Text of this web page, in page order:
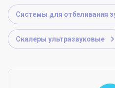
Системы для отбеливания
Скалеры ультразвуковые